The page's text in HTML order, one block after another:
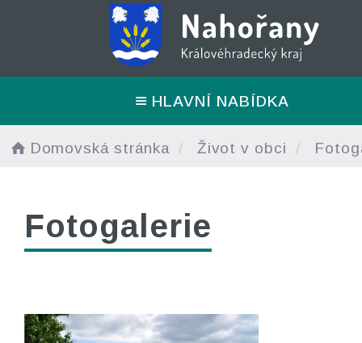
HLAVNÍ NABÍDKA
Domovská stránka Život v obci
Fotogalerie